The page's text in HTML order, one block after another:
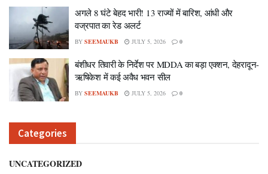
अगले 8 घंटे बेहद भारी! 13 राज्यों में बारिश, आंधी और
वज्रपात का रेड अलर्ट
BY SEEMAUKB JULY 5, 2026 0
बंशीधर तिवारी के निर्देश पर MDDA का बड़ा एक्शन, देहरादून-
ऋषिकेश में कई अवैध भवन सील
BY SEEMAUKB JULY 5, 2026 0
Categories
UNCATEGORIZED